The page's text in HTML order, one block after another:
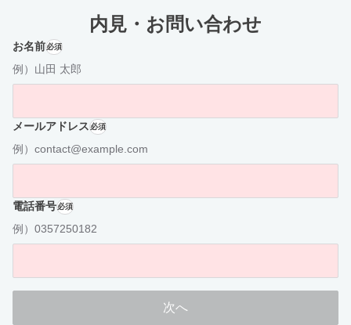
内見・お問い合わせ
お名前必須
例）山田 太郎
メールアドレス必須
例）contact@example.com
電話番号必須
例）0357250182
次へ